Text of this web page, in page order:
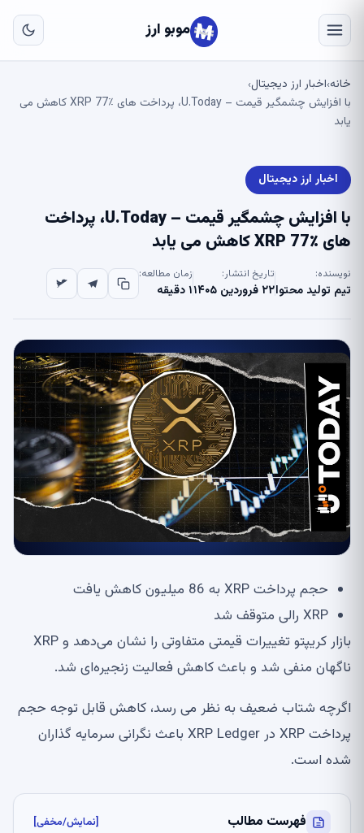
موبو ارز
خانه›اخبار ارز دیجیتال›
با افزایش چشمگیر قیمت – U.Today، پرداخت های XRP 77٪ کاهش می
یابد
اخبار ارز دیجیتال
با افزایش چشمگیر قیمت – U.Today، پرداخت
های XRP 77٪ کاهش می یابد
نویسنده:
تیم تولید محتوا
تاریخ انتشار:
۲۲ فروردین ۱۴۰۵
زمان مطالعه:
۱ دقیقه
حجم پرداخت XRP به 86 میلیون کاهش یافت
XRP رالی متوقف شد
بازار کریپتو تغییرات قیمتی متفاوتی را نشان می‌دهد و XRP
ناگهان منفی شد و باعث کاهش فعالیت زنجیره‌ای شد.
اگرچه شتاب ضعیف به نظر می رسد، کاهش قابل توجه حجم
پرداخت XRP در XRP Ledger باعث نگرانی سرمایه گذاران
شده است.
فهرست مطالب [نمایش/مخفی]